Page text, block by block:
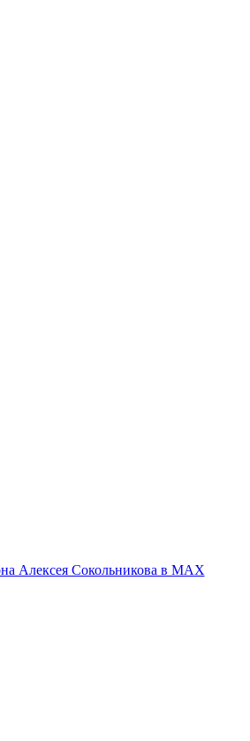
Алексея Сокольникова в MAX